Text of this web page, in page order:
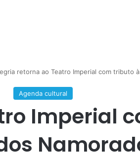
retorna ao Teatro Imperial com tributo
Agenda cultural
Imperial